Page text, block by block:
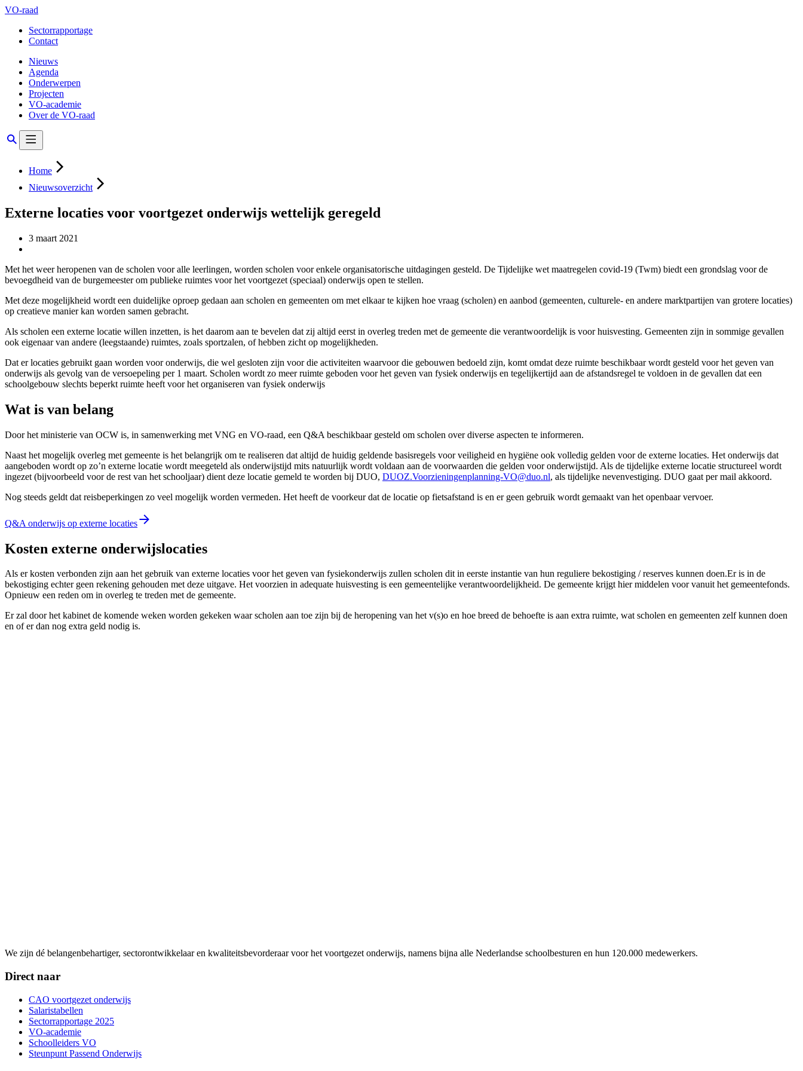
VO-raad
Sectorrapportage
Contact
Nieuws
Agenda
Onderwerpen
Projecten
VO-academie
Over de VO-raad
Home
Nieuwsoverzicht
Externe locaties voor voortgezet onderwijs wettelijk geregeld
3 maart 2021
Met het weer heropenen van de scholen voor alle leerlingen, worden scholen voor enkele organisatorische uitdagingen gesteld. De Tijdelijke wet maatregelen covid-19 (Twm) biedt een grondslag voor de
bevoegdheid van de burgemeester om publieke ruimtes voor het voortgezet (speciaal) onderwijs open te stellen.
Met deze mogelijkheid wordt een duidelijke oproep gedaan aan scholen en gemeenten om met elkaar te kijken hoe vraag (scholen) en aanbod (gemeenten, culturele- en andere marktpartijen van grotere locaties)
op creatieve manier kan worden samen gebracht.
Als scholen een externe locatie willen inzetten, is het daarom aan te bevelen dat zij altijd eerst in overleg treden met de gemeente die verantwoordelijk is voor huisvesting. Gemeenten zijn in sommige gevallen
ook eigenaar van andere (leegstaande) ruimtes, zoals sportzalen, of hebben zicht op mogelijkheden.
Dat er locaties gebruikt gaan worden voor onderwijs, die wel gesloten zijn voor die activiteiten waarvoor die gebouwen bedoeld zijn, komt omdat deze ruimte beschikbaar wordt gesteld voor het geven van
onderwijs als gevolg van de versoepeling per 1 maart. Scholen wordt zo meer ruimte geboden voor het geven van fysiek onderwijs en tegelijkertijd aan de afstandsregel te voldoen in de gevallen dat een
schoolgebouw slechts beperkt ruimte heeft voor het organiseren van fysiek onderwijs
Wat is van belang
Door het ministerie van OCW is, in samenwerking met VNG en VO-raad, een Q&A beschikbaar gesteld om scholen over diverse aspecten te informeren.
Naast het mogelijk overleg met gemeente is het belangrijk om te realiseren dat altijd de huidig geldende basisregels voor veiligheid en hygiëne ook volledig gelden voor de externe locaties. Het onderwijs dat
aangeboden wordt op zo’n externe locatie wordt meegeteld als onderwijstijd mits natuurlijk wordt voldaan aan de voorwaarden die gelden voor onderwijstijd. Als de tijdelijke externe locatie structureel wordt
ingezet (bijvoorbeeld voor de rest van het schooljaar) dient deze locatie gemeld te worden bij DUO, DUOZ.Voorzieningenplanning-VO@duo.nl, als tijdelijke nevenvestiging. DUO gaat per mail akkoord.
Nog steeds geldt dat reisbeperkingen zo veel mogelijk worden vermeden. Het heeft de voorkeur dat de locatie op fietsafstand is en er geen gebruik wordt gemaakt van het openbaar vervoer.
Q&A onderwijs op externe locaties
Kosten externe onderwijslocaties
Als er kosten verbonden zijn aan het gebruik van externe locaties voor het geven van fysiekonderwijs zullen scholen dit in eerste instantie van hun reguliere bekostiging / reserves kunnen doen.Er is in de
bekostiging echter geen rekening gehouden met deze uitgave. Het voorzien in adequate huisvesting is een gemeentelijke verantwoordelijkheid. De gemeente krijgt hier middelen voor vanuit het gemeentefonds.
Opnieuw een reden om in overleg te treden met de gemeente.
Er zal door het kabinet de komende weken worden gekeken waar scholen aan toe zijn bij de heropening van het v(s)o en hoe breed de behoefte is aan extra ruimte, wat scholen en gemeenten zelf kunnen doen
en of er dan nog extra geld nodig is.
We zijn dé belangenbehartiger, sectorontwikkelaar en kwaliteitsbevorderaar voor het voortgezet onderwijs, namens bijna alle Nederlandse schoolbesturen en hun 120.000 medewerkers.
Direct naar
CAO voortgezet onderwijs
Salaristabellen
Sectorrapportage 2025
VO-academie
Schoolleiders VO
Steunpunt Passend Onderwijs